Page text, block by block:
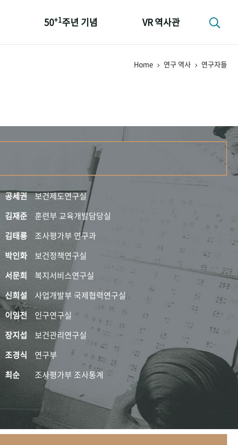
50+1주년 기념 VR 역사관
Home 연구 역사 연구자들
공세권
보건제도연구실
김재준
훈련부 교육개발담당실
김태룡
조사평가부 연구과
박인화
보건정책연구실
서문희
복지서비스연구실
신희설
사업개발부 국제협력연구실
이임전
인구연구실
장지섭
보건관리연구실
조경식
연구부
최순
조사평가부 조사통계